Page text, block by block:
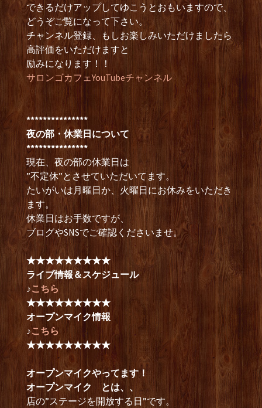
できるだけアップしてゆこうとおもいますので、
どうぞご覧になって下さい。
チャンネル登録、もしお楽しみいただけましたら
高評価をいただけますと
励みになります！！
サロンゴカフェYouTubeチャンネル
***************
夜の部・休業日について
***************
現在、夜の部の休業日は
”不定休”とさせていただいてます。
たいがいは月曜日か、火曜日にお休みをいただき
ます。
休業日はお手数ですが、
ブログやSNSでご確認くださいませ。
★★★★★★★★★
ライブ情報＆スケジュール
♪こちら
★★★★★★★★★
オープンマイク情報
♪こちら
★★★★★★★★★
オープンマイクやってます！
オープンマイク とは、、
店の”ステージを開放する日”です。